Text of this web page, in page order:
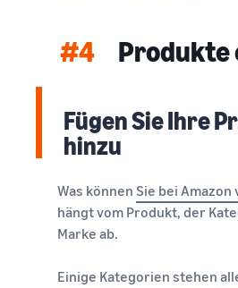
#4 Produkte
Fügen Sie Ihre
hinzu
Was können Sie bei
hängt vom Produkt, der
Marke ab.
Einige Kategorien stehen